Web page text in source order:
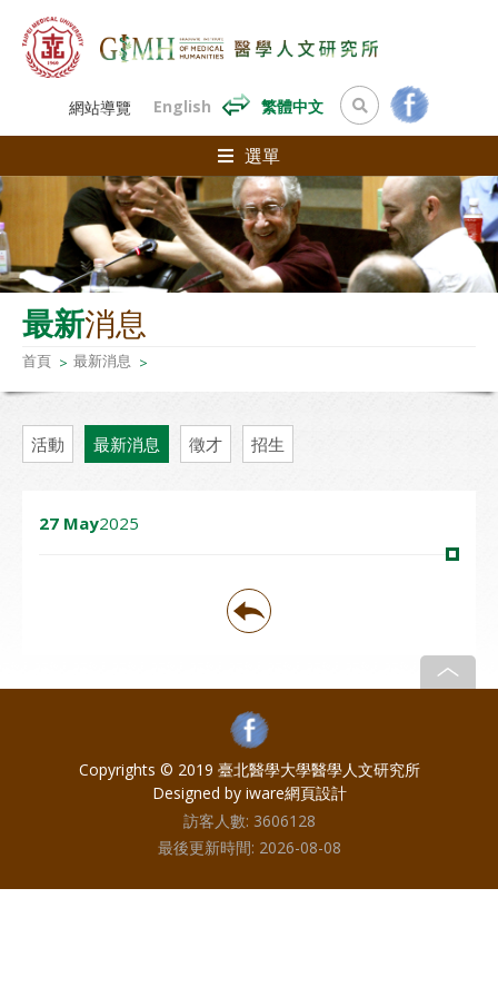
網站導覽 English 繁體中文
選單
最新消息
首頁 最新消息
活動 最新消息 徵才 招生
27 May2025
Copyrights © 2019 臺北醫學大學醫學人文研究所
Designed by iware網頁設計
訪客人數: 3606128
最後更新時間: 2026-08-08